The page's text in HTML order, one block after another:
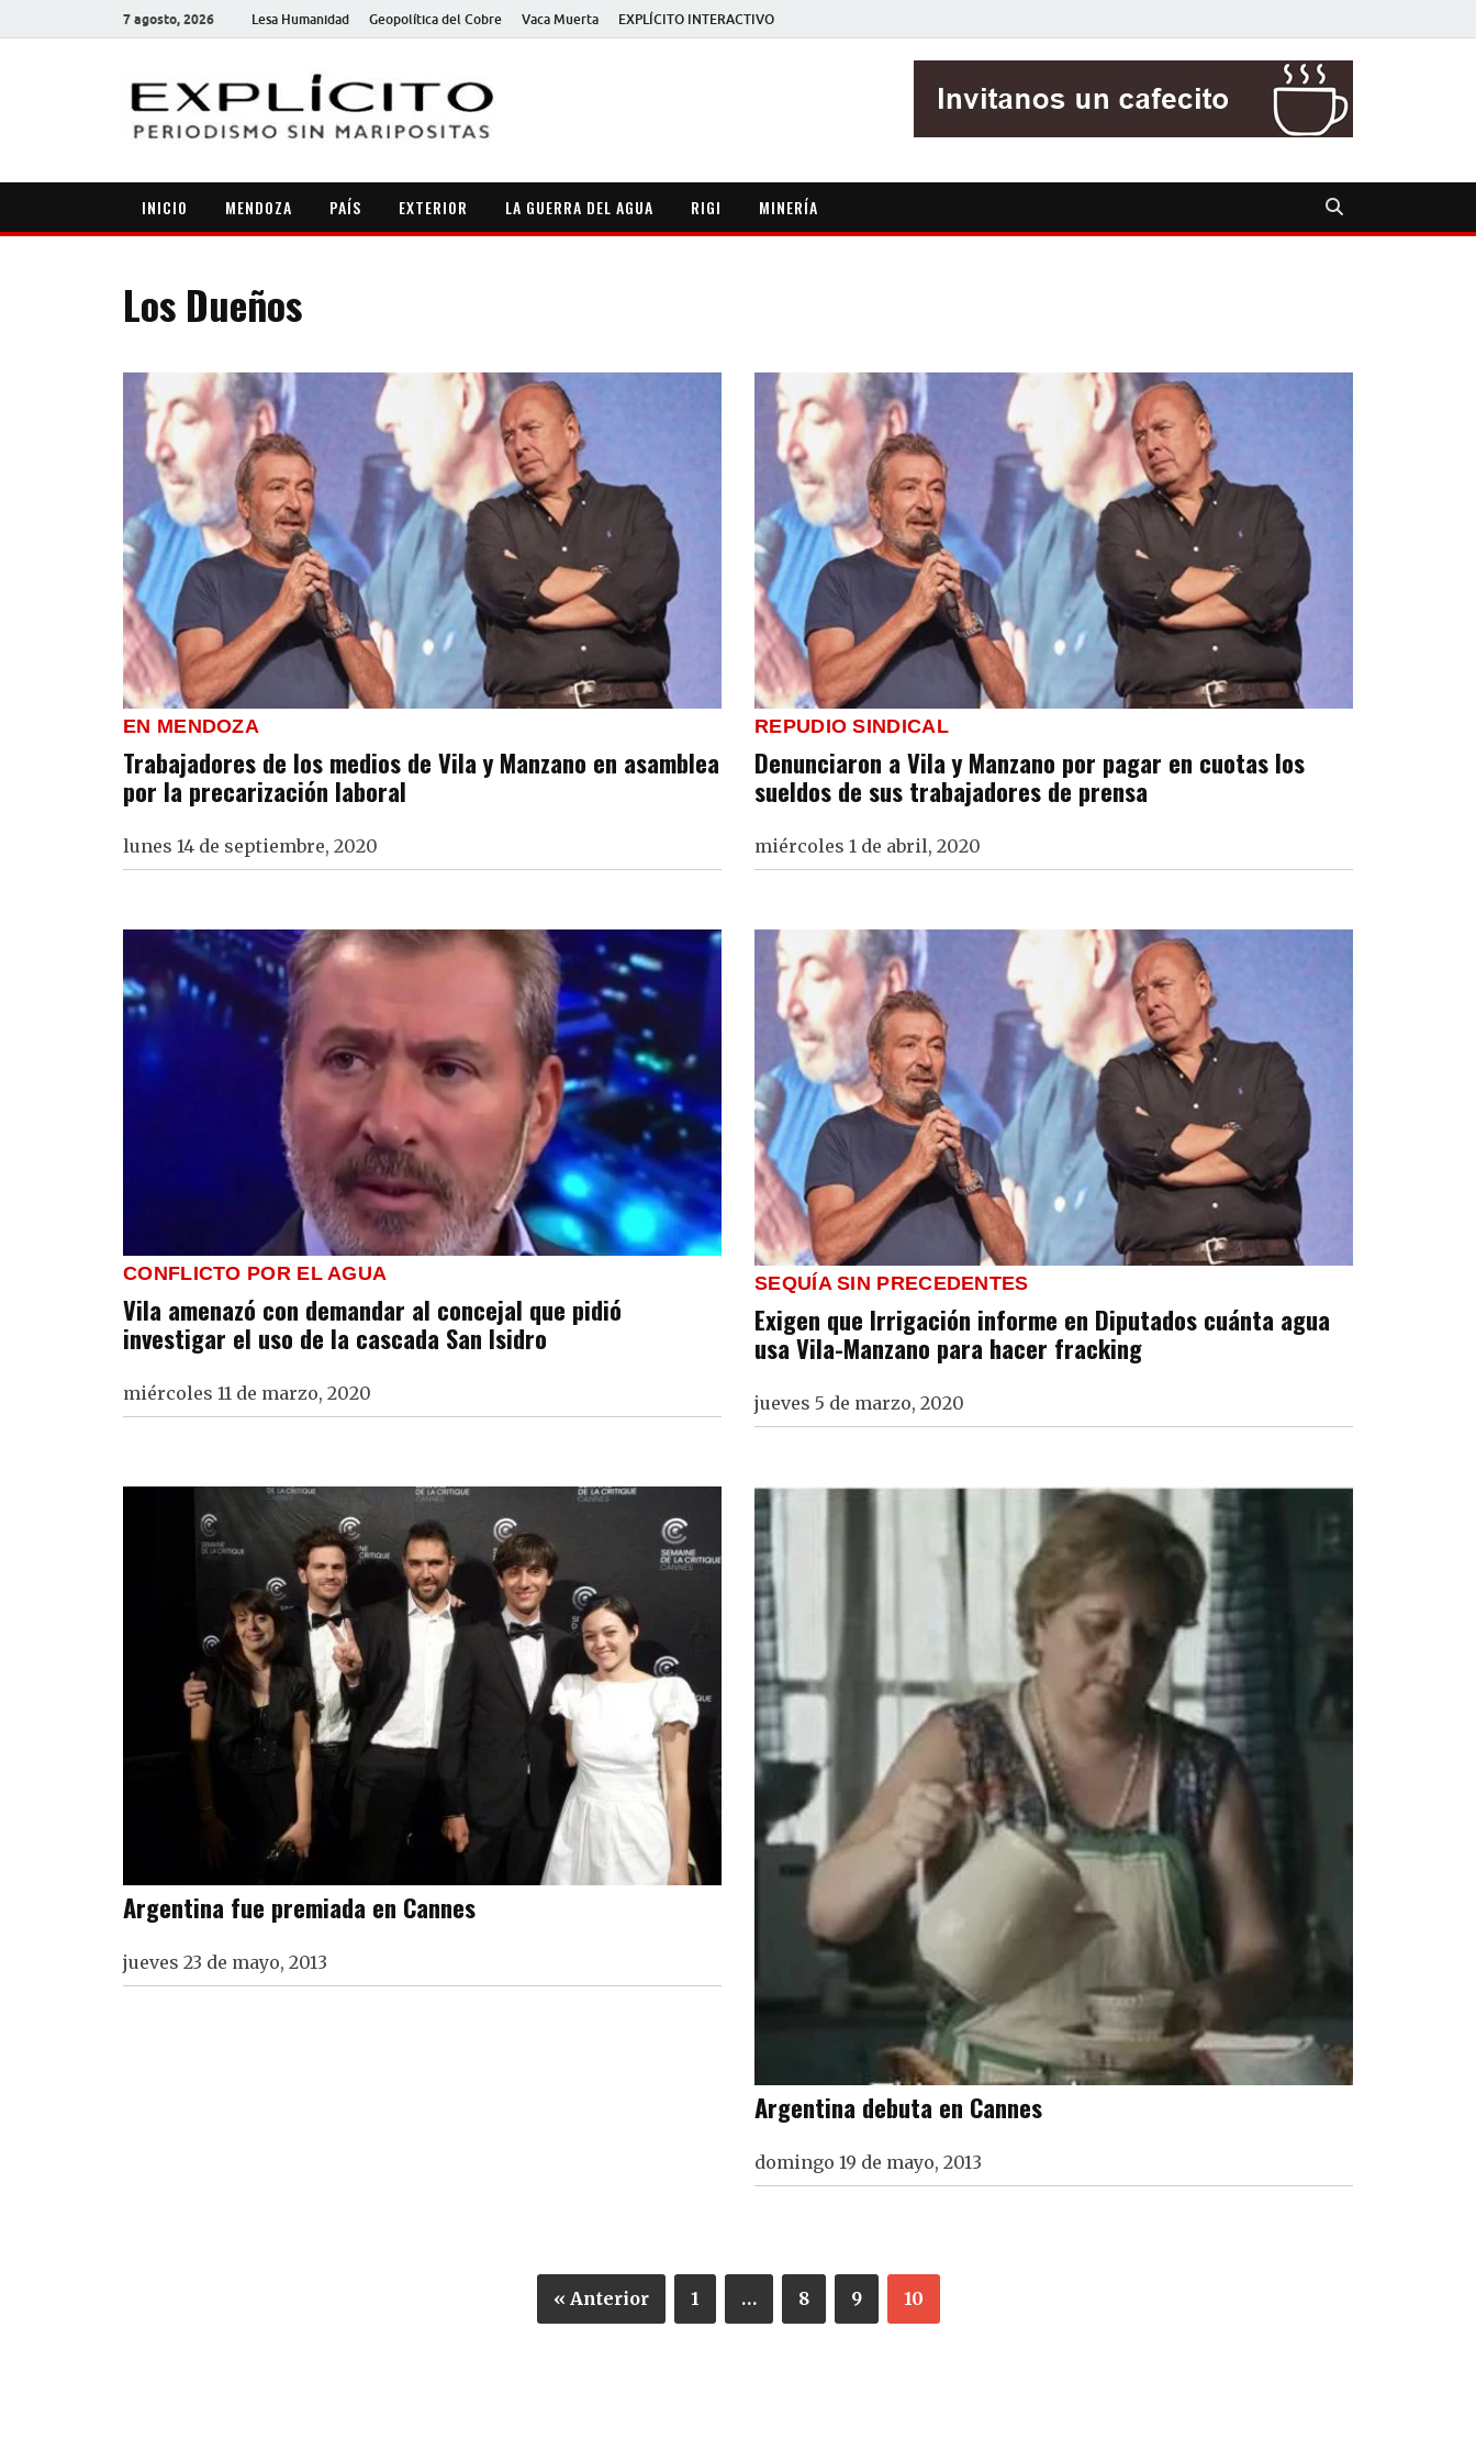
7 agosto, 2026 Lesa Humanidad Geopolítica del Cobre Vaca Muerta EXPLÍCITO INTERACTIVO
INICIO MENDOZA PAÍS EXTERIOR LA GUERRA DEL AGUA RIGI MINERÍA
Los Dueños
EN MENDOZA
Trabajadores de los medios de Vila y Manzano en asamblea
por la precarización laboral
lunes 14 de septiembre, 2020
REPUDIO SINDICAL
Denunciaron a Vila y Manzano por pagar en cuotas los
sueldos de sus trabajadores de prensa
miércoles 1 de abril, 2020
CONFLICTO POR EL AGUA
Vila amenazó con demandar al concejal que pidió
investigar el uso de la cascada San Isidro
miércoles 11 de marzo, 2020
SEQUÍA SIN PRECEDENTES
Exigen que Irrigación informe en Diputados cuánta agua
usa Vila-Manzano para hacer fracking
jueves 5 de marzo, 2020
Argentina fue premiada en Cannes
jueves 23 de mayo, 2013
Argentina debuta en Cannes
domingo 19 de mayo, 2013
« Anterior 1 … 8 9 10